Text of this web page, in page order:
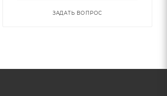
ЗАДАТЬ ВОПРОС